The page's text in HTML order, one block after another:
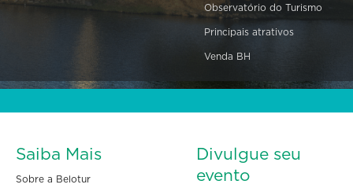
Observatório do Turismo
Principais atrativos
Venda BH
Saiba Mais
Sobre a Belotur
Divulgue seu
evento